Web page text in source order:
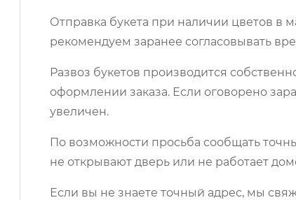
Отправка букета при наличии цветов в
рекомендуем заранее согласовывать
Развоз букетов производится
оформлении заказа. Если оговорено
увеличен.
По возможности просьба сообщать
не открывают дверь или не работает
Если вы не знаете точный адрес, мы